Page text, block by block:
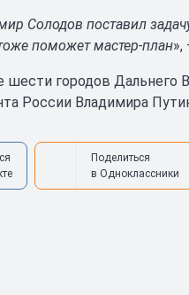
Солодов поставил
поможет мастер-план»,
городов Дальнего
России Владимира
Поделиться
в Одноклассники